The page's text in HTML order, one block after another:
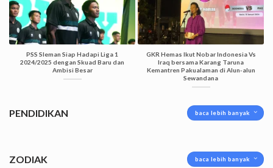
PSS Sleman Siap Hadapi Liga 1
2024/2025 dengan Skuad Baru dan
Ambisi Besar
GKR Hemas Ikut Nobar Indonesia Vs
Iraq bersama Karang Taruna
Kemantren Pakualaman di Alun-alun
Sewandana
PENDIDIKAN baca lebih banyak
ZODIAK baca lebih banyak